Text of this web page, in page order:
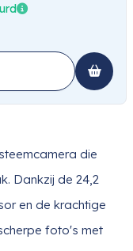
die
Dankzij de 24,2
en de krachtige
foto's met